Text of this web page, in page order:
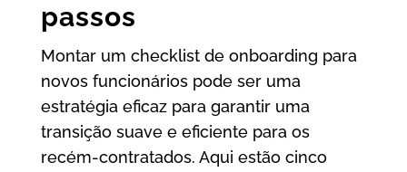
passos
Montar um checklist de onboarding para
novos funcionários pode ser uma
estratégia eficaz para garantir uma
transição suave e eficiente para os
recém-contratados. Aqui estão cinco